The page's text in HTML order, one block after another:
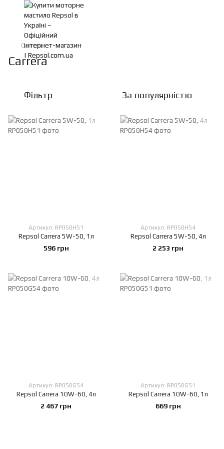
Carrera
Carrera
Фільтр За популярністю
Артикул: RP050H51
Repsol Carrera 5W-50, 1л
596 грн
Артикул: RP050H54
Repsol Carrera 5W-50, 4л
2 253 грн
Артикул: RP050G54
Repsol Carrera 10W-60, 4л
2 467 грн
Артикул: RP050G51
Repsol Carrera 10W-60, 1л
669 грн